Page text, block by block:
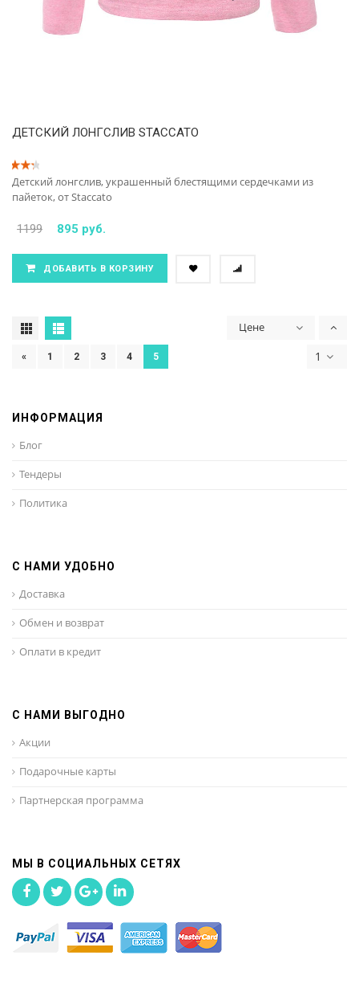
ДЕТСКИЙ ЛОНГСЛИВ STACCATO
Детский лонгслив, украшенный блестящими сердечками из
пайеток, от Staccato
1199 895 руб.
ДОБАВИТЬ В КОРЗИНУ
Цене
1
« 1 2 3 4 5
ИНФОРМАЦИЯ
Блог
Тендеры
Политика
С НАМИ УДОБНО
Доставка
Обмен и возврат
Оплати в кредит
С НАМИ ВЫГОДНО
Акции
Подарочные карты
Партнерская программа
МЫ В СОЦИАЛЬНЫХ СЕТЯХ